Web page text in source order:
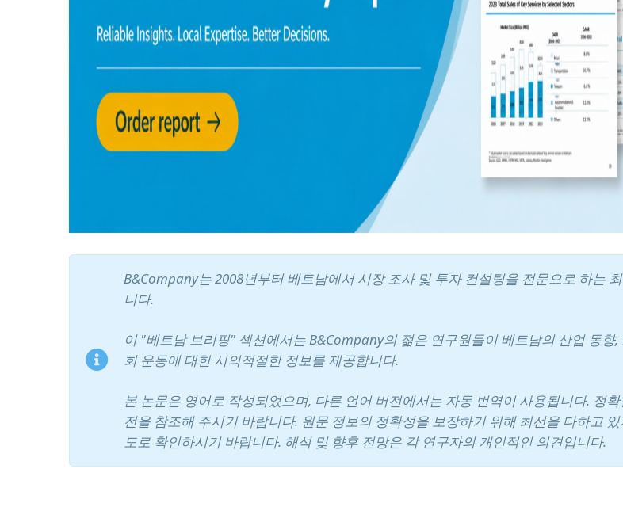
B&Company는 2008년부터 베트남에서 시장 조사 및 투자 컨설팅을 전문으로 하는
니다.
이 "베트남 브리핑" 섹션에서는 B&Company의 젊은 연구원들이 베트남의 산업 동향
회 운동에 대한 시의적절한 정보를 제공합니다.
본 논문은 영어로 작성되었으며, 다른 언어 버전에서는 자동 번역이 사용됩니다. 정
전을 참조해 주시기 바랍니다. 원문 정보의 정확성을 보장하기 위해 최선을 다하고
도로 확인하시기 바랍니다. 해석 및 향후 전망은 각 연구자의 개인적인 의견입니다.